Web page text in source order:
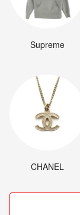
Supreme
CHANEL